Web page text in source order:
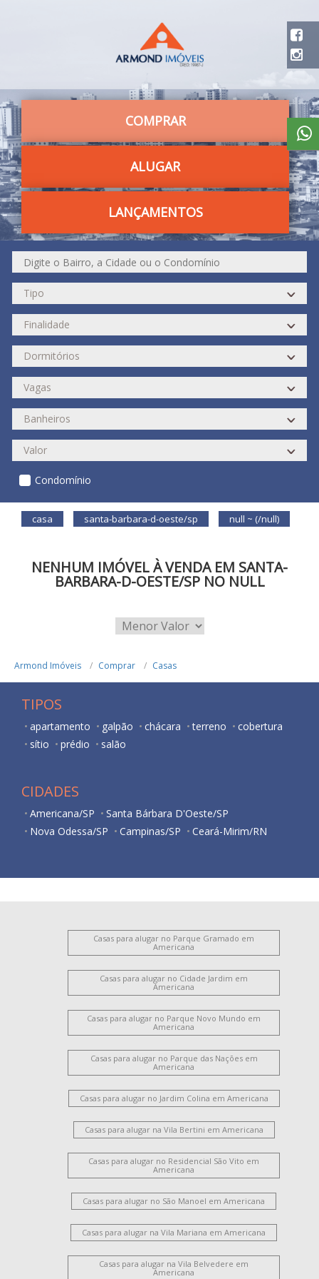
COMPRAR
ALUGAR
LANÇAMENTOS
Condomínio
casa santa-barbara-d-oeste/sp null ~ (/null)
NENHUM IMÓVEL À VENDA EM SANTA-
BARBARA-D-OESTE/SP NO NULL
Armond Imóveis Comprar Casas
TIPOS
apartamento galpão chácara terreno
cobertura
sítio
prédio salão
CIDADES
Americana/SP
Santa Bárbara D'Oeste/SP
Nova Odessa/SP
Campinas/SP Ceará-Mirim/RN
Casas para alugar no Parque Gramado em
Americana
Casas para alugar no Cidade Jardim em
Americana
Casas para alugar no Parque Novo Mundo em
Americana
Casas para alugar no Parque das Nações em
Americana
Casas para alugar no Jardim Colina em Americana
Casas para alugar na Vila Bertini em Americana
Casas para alugar no Residencial São Vito em
Americana
Casas para alugar no São Manoel em Americana
Casas para alugar na Vila Mariana em Americana
Casas para alugar na Vila Belvedere em
Americana